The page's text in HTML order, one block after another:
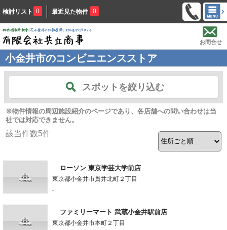
検討リスト 0 最近見た物件 0
お問合せ
小金井市のコンビニエンスストア
スポットを絞り込む
※物件情報の周辺施設紹介のページであり、各店舗への問い合わせは当
社では対応できません。
該当件数5件
ローソン 東京学芸大学前店
東京都小金井市貫井北町２丁目
-
ファミリーマート 武蔵小金井駅前店
東京都小金井市本町２丁目